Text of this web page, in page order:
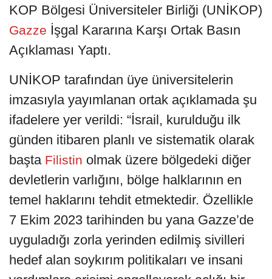
KOP Bölgesi Üniversiteler Birliği (UNİKOP)
Gazze İşgal Kararına Karşı Ortak Basın
Açıklaması Yaptı.
UNİKOP tarafından üye üniversitelerin
imzasıyla yayımlanan ortak açıklamada şu
ifadelere yer verildi: “İsrail, kurulduğu ilk
günden itibaren planlı ve sistematik olarak
başta Filistin olmak üzere bölgedeki diğer
devletlerin varlığını, bölge halklarının en
temel haklarını tehdit etmektedir. Özellikle
7 Ekim 2023 tarihinden bu yana Gazze’de
uyguladığı zorla yerinden edilmiş sivilleri
hedef alan soykırım politikaları ve insani